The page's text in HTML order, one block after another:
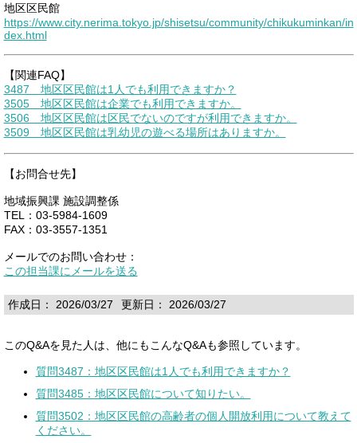
地区区民館
https://www.city.nerima.tokyo.jp/shisetsu/community/chikukuminkan/in
dex.html
【関連FAQ】
3487 地区区民館は1人でも利用できますか？
3505 地区区民館は企業でも利用できますか。
3506 地区区民館は区民でないのですが利用できますか。
3509 地区区民館は乳幼児の遊べる場所はありますか。
【お問合せ先】
地域振興課 施設調整係
TEL：03-5984-1609
FAX：03-3557-1351
メールでのお問い合わせ：
この担当課にメールを送る
作成日： 2026/03/27 更新日： 2026/03/27
このQ&Aを見た人は、他にもこんなQ&Aも参照しています。
質問3487：地区区民館は1人でも利用できますか？
質問3485：地区区民館について知りたい。
質問3502：地区区民館の高齢者の個人開放利用について教えて
ください。